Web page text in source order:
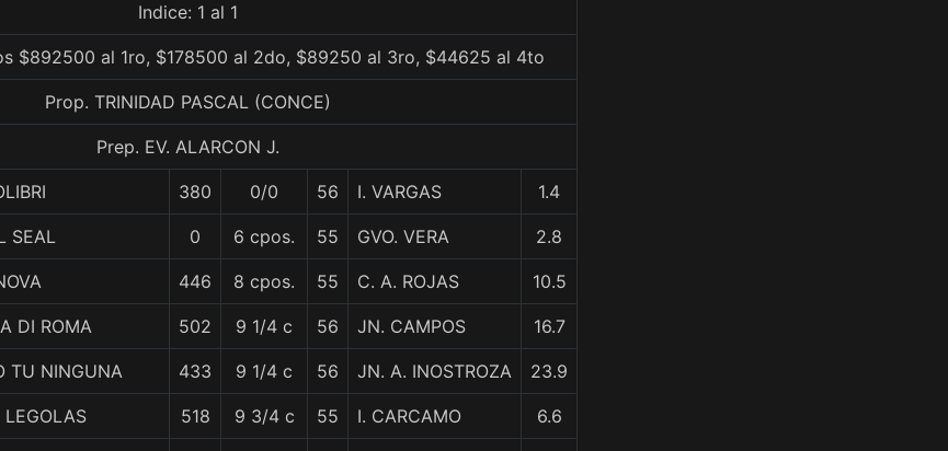
Indice: 1 al 1
$892500 al 1ro, $178500 al 2do, $89250 al 3ro, $44625 al 4to
Prop. TRINIDAD PASCAL (CONCE)
Prep. EV. ALARCON J.
380 0/0 56 I. VARGAS 1.4
SEAL 0 6 cpos. 55 GVO. VERA 2.8
446 8 cpos. 55 C. A. ROJAS 10.5
DI ROMA 502 9 1/4 c 56 JN. CAMPOS 16.7
TU NINGUNA 433 9 1/4 c 56 JN. A. INOSTROZA 23.9
LEGOLAS 518 9 3/4 c 55 I. CARCAMO 6.6